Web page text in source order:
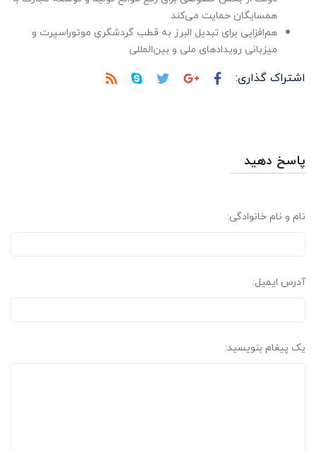
همسایگان حمایت می‌کند
هم‌افزایی برای تبدیل البرز به قطب گردشگری موتوراسپرت و
میزبانی رویدادهای ملی و بین‌المللی
اشتراک گذاری:
پاسخ دهید
نام و نام خانوادگی:
آدرس ایمیل:
یک پیغام بنویسید: